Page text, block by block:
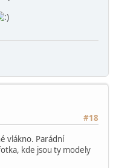
#18
vlákno. Parádní
kde jsou ty modely